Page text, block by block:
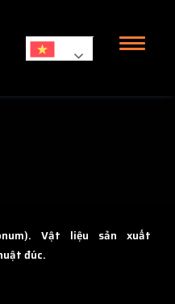
Vật liệu sản xuất
đúc.